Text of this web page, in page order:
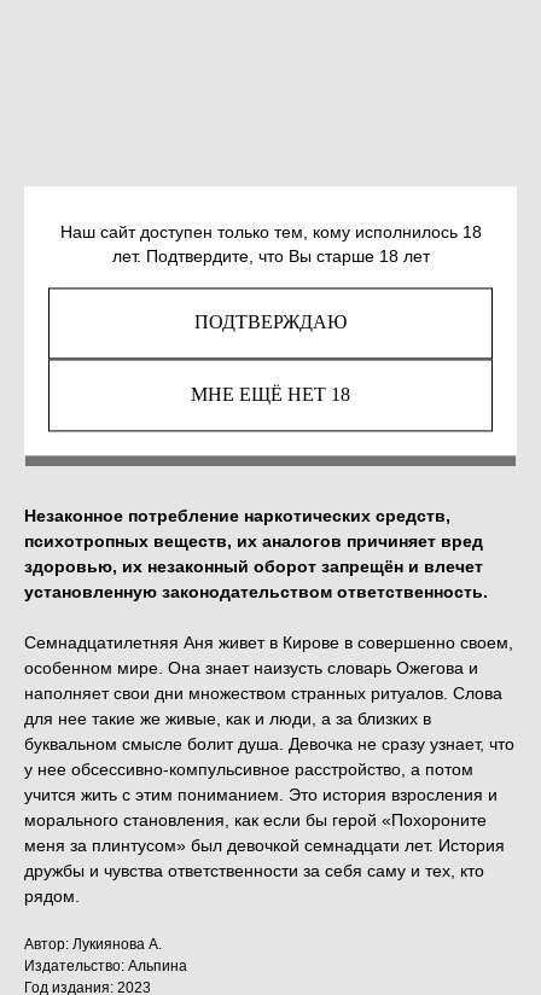
Наш сайт доступен только тем, кому исполнилось 18
лет. Подтвердите, что Вы старше 18 лет
ПОДТВЕРЖДАЮ
МНЕ ЕЩЁ НЕТ 18
ЛУКИЯНОВА А. ЭТО НЕ ЛЕЧИТСЯ
978-5-00139-791-5
560 р.
Out of stock
Незаконное потребление наркотических средств,
психотропных веществ, их аналогов причиняет вред
здоровью, их незаконный оборот запрещён и влечет
установленную законодательством ответственность.
Семнадцатилетняя Аня живет в Кирове в совершенно своем,
особенном мире. Она знает наизусть словарь Ожегова и
наполняет свои дни множеством странных ритуалов. Слова
для нее такие же живые, как и люди, а за близких в
буквальном смысле болит душа. Девочка не сразу узнает, что
у нее обсессивно-компульсивное расстройство, а потом
учится жить с этим пониманием. Это история взросления и
морального становления, как если бы герой «Похороните
меня за плинтусом» был девочкой семнадцати лет. История
дружбы и чувства ответственности за себя саму и тех, кто
рядом.
Автор: Лукиянова А.
Издательство: Альпина
Год издания: 2023